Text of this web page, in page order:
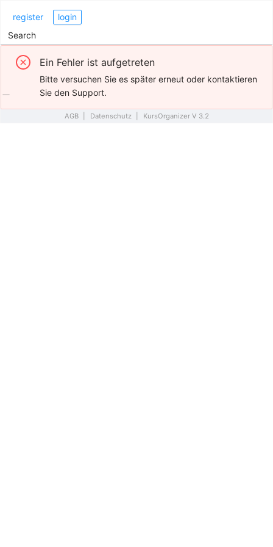
Search
register login
Ein Fehler ist aufgetreten
Bitte versuchen Sie es später erneut oder kontaktieren
Sie den Support.
AGB Datenschutz KursOrganizer V 3.2